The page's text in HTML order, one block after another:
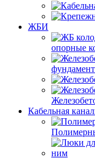
ЖБИ
опорные
Кабельная